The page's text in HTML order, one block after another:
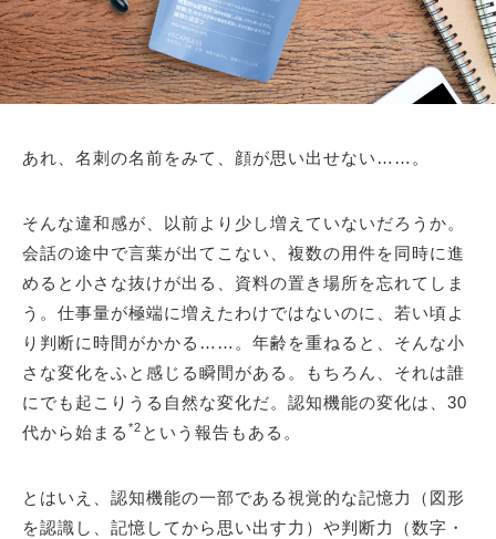
あれ、名刺の名前をみて、顔が思い出せない……。
そんな違和感が、以前より少し増えていないだろうか。
会話の途中で言葉が出てこない、複数の用件を同時に進
めると小さな抜けが出る、資料の置き場所を忘れてしま
う。仕事量が極端に増えたわけではないのに、若い頃よ
り判断に時間がかかる……。年齢を重ねると、そんな小
さな変化をふと感じる瞬間がある。もちろん、それは誰
にでも起こりうる自然な変化だ。認知機能の変化は、30
代から始まる *2 という報告もある。
とはいえ、認知機能の一部である視覚的な記憶力（図形
を認識し、記憶してから思い出す力）や判断力（数字・